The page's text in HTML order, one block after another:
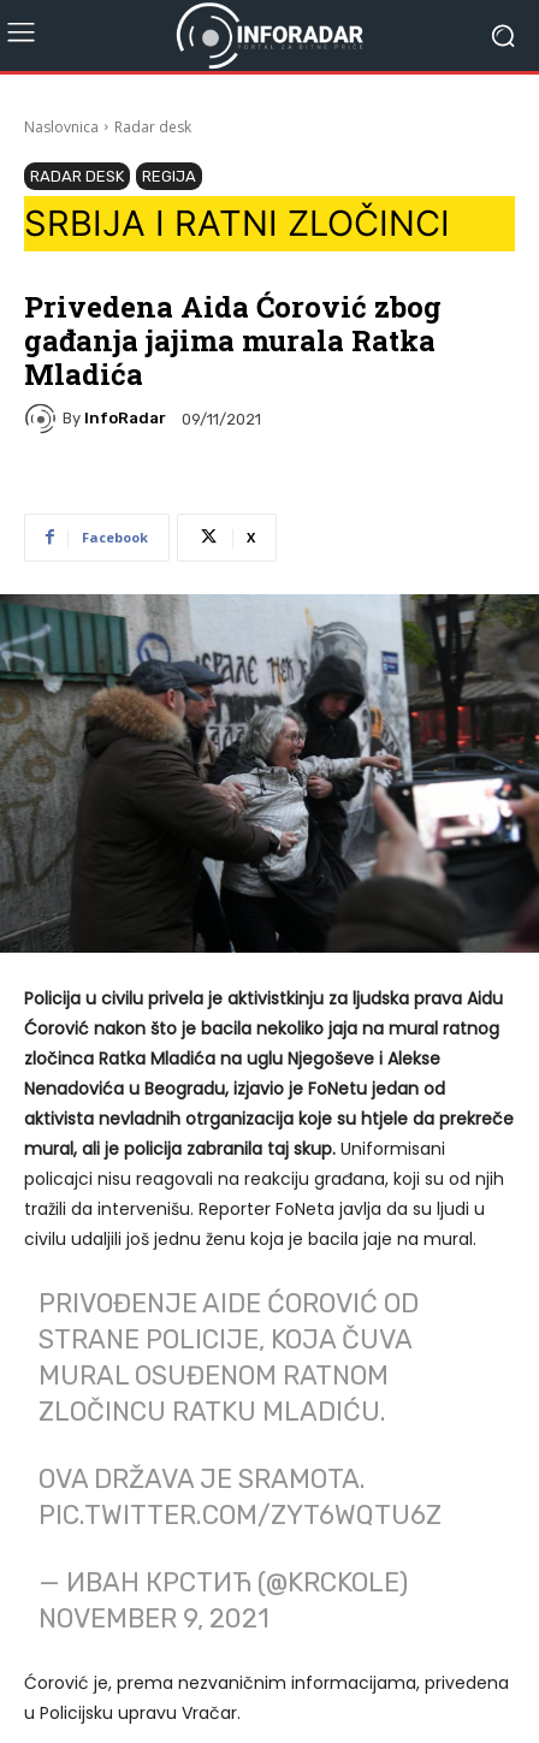
Naslovnica Radar desk
RADAR DESK REGIJA
SRBIJA I RATNI ZLOČINCI
Privedena Aida Ćorović zbog
gađanja jajima murala Ratka
Mladića
By InfoRadar 09/11/2021
Facebook X
Policija u civilu privela je aktivistkinju za ljudska prava Aidu
Ćorović nakon što je bacila nekoliko jaja na mural ratnog
zločinca Ratka Mladića na uglu Njegoševe i Alekse
Nenadovića u Beogradu, izjavio je FoNetu jedan od
aktivista nevladnih otrganizacija koje su htjele da prekreče
mural, ali je policija zabranila taj skup. Uniformisani
policajci nisu reagovali na reakciju građana, koji su od njih
tražili da intervenišu. Reporter FoNeta javlja da su ljudi u
civilu udaljili još jednu ženu koja je bacila jaje na mural.
PRIVOĐENJE AIDE ĆOROVIĆ OD
STRANE POLICIJE, KOJA ČUVA
MURAL OSUĐENOM RATNOM
ZLOČINCU RATKU MLADIĆU.
OVA DRŽAVA JE SRAMOTA.
PIC.TWITTER.COM/ZYT6WQTU6Z
— ИВАН КРСТИЋ (@KRCKOLE)
NOVEMBER 9, 2021
Ćorović je, prema nezvaničnim informacijama, privedena
u Policijsku upravu Vračar.